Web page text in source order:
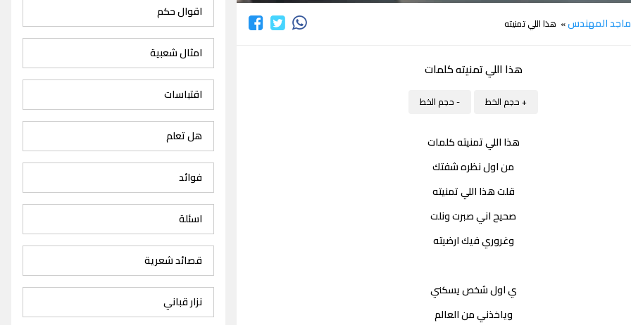
ماجد المهندس» هذا اللي تمنيته
هذا اللي تمنيته كلمات
+ حجم الخط - حجم الخط
هذا اللي تمنيته كلمات
من اول نظره شفتك
قلت هذا اللي تمنيته
صحيح اني صبرت ونلت
وغروري فيك ارضيته
ي اول شخص يسكني
وياخذني من العالم
اقوال حكم
امثال شعبية
اقتباسات
هل تعلم
فوائد
اسئلة
قصائد شعرية
نزار قباني